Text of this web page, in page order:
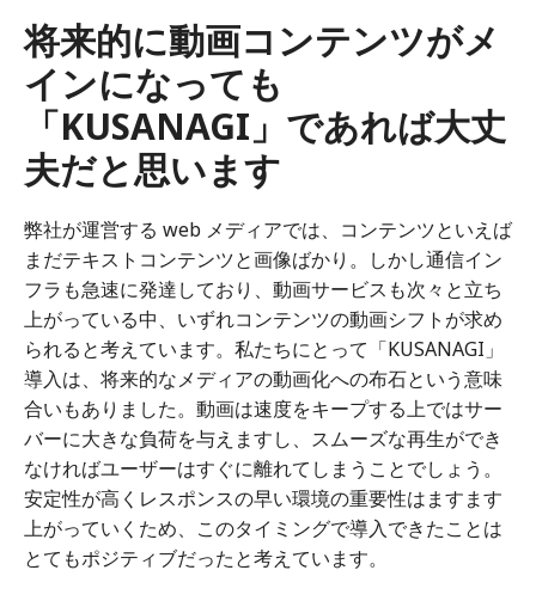
将来的に動画コンテンツがメ
インになっても
「KUSANAGI」であれば大丈
夫だと思います
弊社が運営する web メディアでは、コンテンツといえば
まだテキストコンテンツと画像ばかり。しかし通信イン
フラも急速に発達しており、動画サービスも次々と立ち
上がっている中、いずれコンテンツの動画シフトが求め
られると考えています。私たちにとって「KUSANAGI」
導入は、将来的なメディアの動画化への布石という意味
合いもありました。動画は速度をキープする上ではサー
バーに大きな負荷を与えますし、スムーズな再生ができ
なければユーザーはすぐに離れてしまうことでしょう。
安定性が高くレスポンスの早い環境の重要性はますます
上がっていくため、このタイミングで導入できたことは
とてもポジティブだったと考えています。